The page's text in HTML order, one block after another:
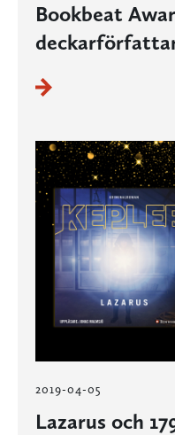
Bookbeat
2019-04-05
Lazarus och